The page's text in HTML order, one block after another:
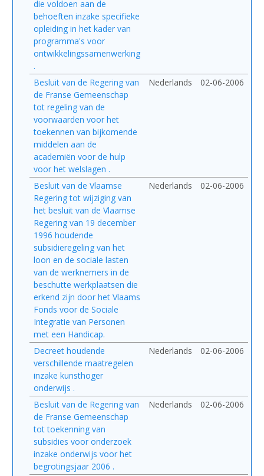
die voldoen aan de
behoeften inzake specifieke
opleiding in het kader van
programma's voor
ontwikkelingssamenwerking
.
Besluit van de Regering van
de Franse Gemeenschap
tot regeling van de
voorwaarden voor het
toekennen van bijkomende
middelen aan de
academiën voor de hulp
voor het welslagen .
Nederlands 02-06-2006
Besluit van de Vlaamse
Regering tot wijziging van
het besluit van de Vlaamse
Regering van 19 december
1996 houdende
subsidieregeling van het
loon en de sociale lasten
van de werknemers in de
beschutte werkplaatsen die
erkend zijn door het Vlaams
Fonds voor de Sociale
Integratie van Personen
met een Handicap.
Nederlands 02-06-2006
Decreet houdende
verschillende maatregelen
inzake kunsthoger
onderwijs .
Nederlands 02-06-2006
Besluit van de Regering van
de Franse Gemeenschap
tot toekenning van
subsidies voor onderzoek
inzake onderwijs voor het
begrotingsjaar 2006 .
Nederlands 02-06-2006